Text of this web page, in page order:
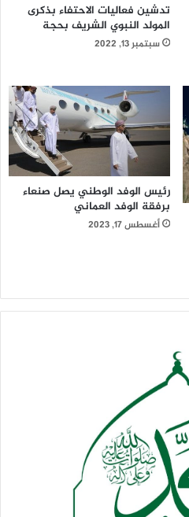
تدشين فعاليات الاحتفاء بذكرى
المولد النبوي الشريف بحجة
سبتمبر 13, 2022
رئيس الوفد الوطني يصل صنعاء
برفقة الوفد العماني
أغسطس 17, 2023